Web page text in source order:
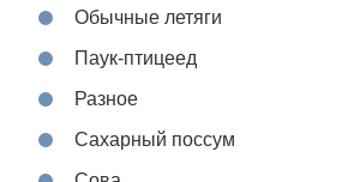
Обычные летяги
Паук-птицеед
Разное
Сахарный поссум